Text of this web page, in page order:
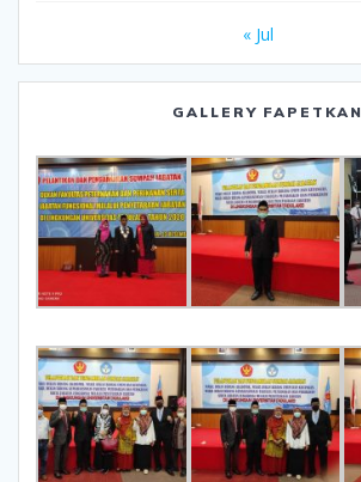
« Jul
GALLERY FAPETKAN